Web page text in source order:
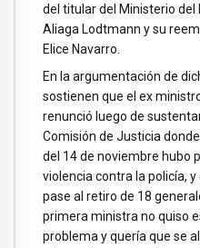
del titular del Ministerio del
Aliaga Lodtmann y su
Elice Navarro.
En la argumentación de
sostienen que el ex
renunció luego de
Comisión de Justicia
del 14 de noviembre hubo
violencia contra la policía,
pase al retiro de 18
primera ministra no quiso
problema y quería que se